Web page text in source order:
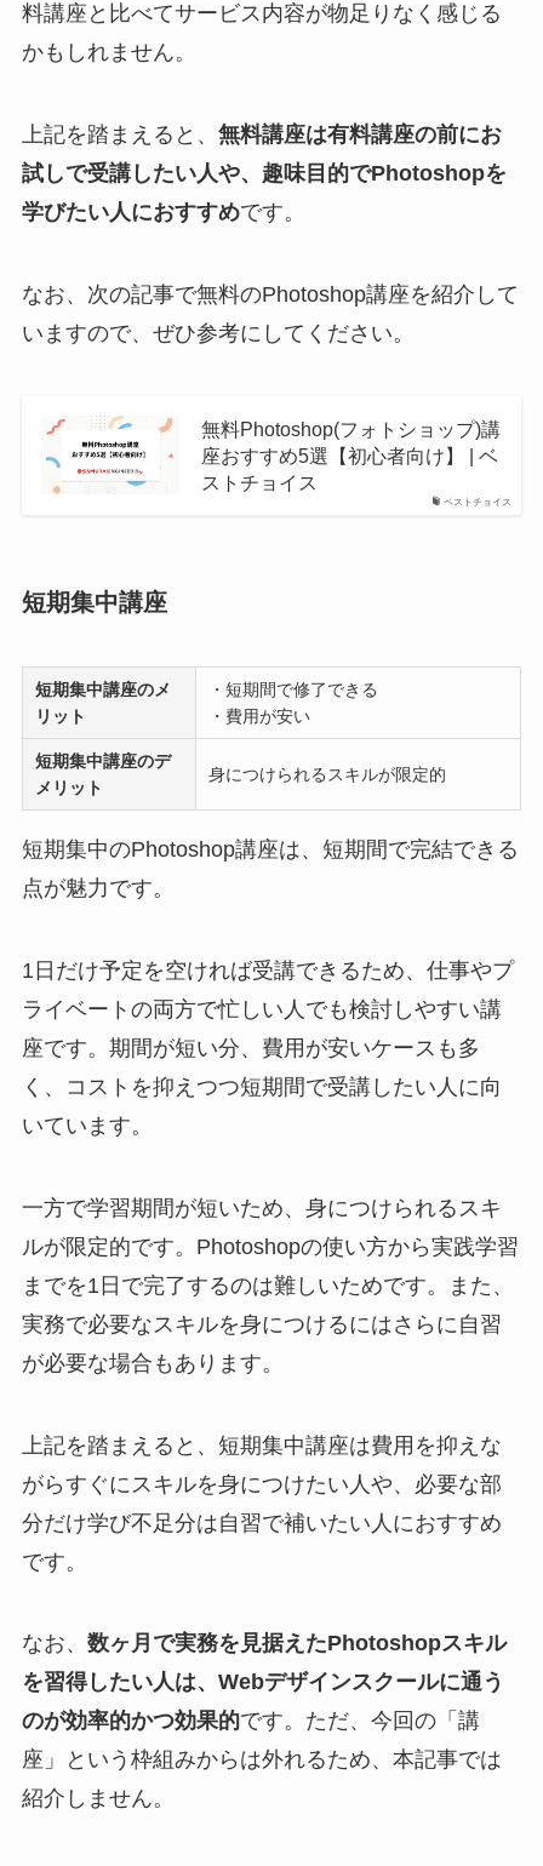
料講座と比べてサービス内容が物足りなく感じる
かもしれません。
上記を踏まえると、 無料講座は有料講座の前にお
試しで受講したい人や、趣味目的でPhotoshopを
学びたい人におすすめです。
なお、次の記事で無料のPhotoshop講座を紹介して
いますので、ぜひ参考にしてください。
ベストチョイス
無料Photoshop(フォトショップ)講
座おすすめ5選【初心者向け】 | ベ
ストチョイス
短期集中講座
短期集中講座のメ
リット
・短期間で修了できる
・費用が安い
短期集中講座のデ
メリット
身につけられるスキルが限定的
短期集中のPhotoshop講座は、短期間で完結できる
点が魅力です。
1日だけ予定を空ければ受講できるため、仕事やプ
ライベートの両方で忙しい人でも検討しやすい講
座です。期間が短い分、費用が安いケースも多
く、コストを抑えつつ短期間で受講したい人に向
いています。
一方で学習期間が短いため、身につけられるスキ
ルが限定的です。Photoshopの使い方から実践学習
までを1日で完了するのは難しいためです。また、
実務で必要なスキルを身につけるにはさらに自習
が必要な場合もあります。
上記を踏まえると、短期集中講座は費用を抑えな
がらすぐにスキルを身につけたい人や、必要な部
分だけ学び不足分は自習で補いたい人におすすめ
です。
なお、 数ヶ月で実務を見据えたPhotoshopスキル
を習得したい人は、Webデザインスクールに通う
のが効率的かつ効果的です。ただ、今回の「講
座」という枠組みからは外れるため、本記事では
紹介しません。